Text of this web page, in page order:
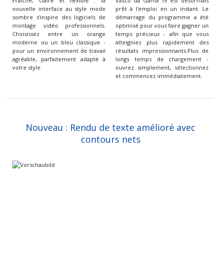
nouvelle interface au style mode
sombre s'inspire des logiciels de
montage vidéo professionnels.
Choisissez entre un orange
moderne ou un bleu classique -
pour un environnement de travail
agréable, parfaitement adapté à
votre style.
prêt à l'emploi en un instant. Le
démarrage du programme a été
optimisé pour vous faire gagner un
temps précieux - afin que vous
atteigniez plus rapidement des
résultats impressionnants.Plus de
longs temps de chargement -
ouvrez simplement, sélectionnez
et commencez immédiatement.
Nouveau : Rendu de texte amélioré avec
contours nets